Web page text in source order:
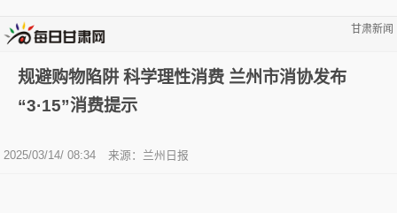
甘肃新闻
规避购物陷阱 科学理性消费 兰州市消协发布
“3·15”消费提示
2025/03/14/ 08:34 来源：兰州日报